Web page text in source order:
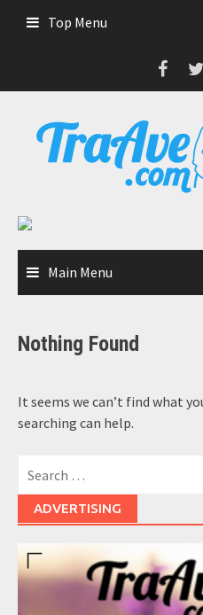
Top Menu
Main Menu
Nothing Found
It seems we can’t find what
searching can help.
ADVERTISING